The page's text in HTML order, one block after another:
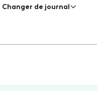
Changer de journal